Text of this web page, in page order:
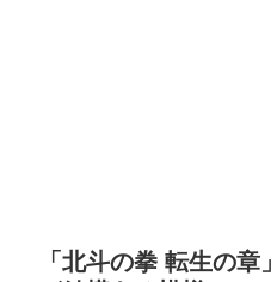
「北斗の拳 転生の章